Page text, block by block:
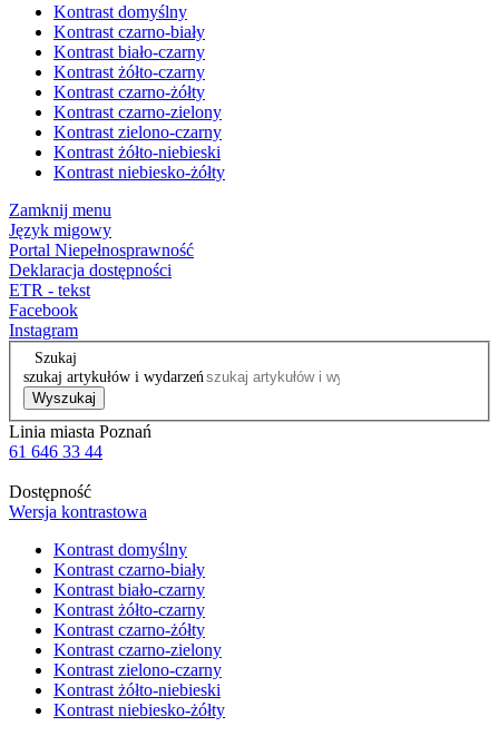
Kontrast domyślny
Kontrast czarno-biały
Kontrast biało-czarny
Kontrast żółto-czarny
Kontrast czarno-żółty
Kontrast czarno-zielony
Kontrast zielono-czarny
Kontrast żółto-niebieski
Kontrast niebiesko-żółty
Zamknij menu
Język migowy
Portal Niepełnosprawność
Deklaracja dostępności
ETR - tekst
Facebook
Instagram
Szukaj
szukaj artykułów i wydarzeń
Wyszukaj
Linia miasta Poznań
61 646 33 44
Dostępność
Wersja kontrastowa
Kontrast domyślny
Kontrast czarno-biały
Kontrast biało-czarny
Kontrast żółto-czarny
Kontrast czarno-żółty
Kontrast czarno-zielony
Kontrast zielono-czarny
Kontrast żółto-niebieski
Kontrast niebiesko-żółty